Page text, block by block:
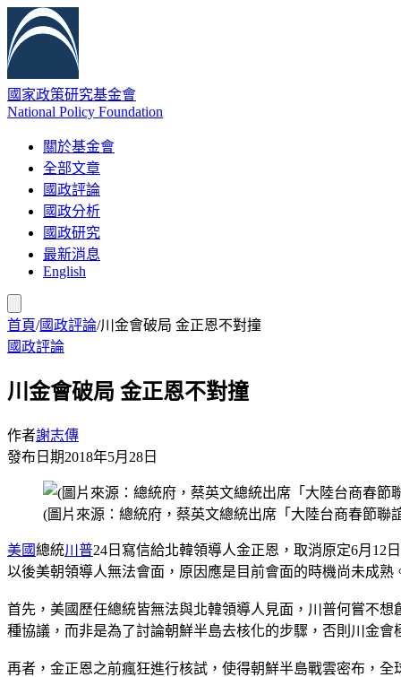
國家政策研究基金會
National Policy Foundation
關於基金會
全部文章
國政評論
國政分析
國政研究
最新消息
English
首頁/國政評論/川金會破局 金正恩不對撞
國政評論
川金會破局 金正恩不對撞
作者謝志傳
發布日期2018年5月28日
(圖片來源：總統府，蔡英文總統出席「大陸台商春節聯
美國總統川普24日寫信給北韓領導人金正恩，取消原定6月12
以後美朝領導人無法會面，原因應是目前會面的時機尚未成熟
首先，美國歷任總統皆無法與北韓領導人見面，川普何嘗不
種協議，而非是為了討論朝鮮半島去核化的步驟，否則川金
再者，金正恩之前瘋狂進行核試，使得朝鮮半島戰雲密布，